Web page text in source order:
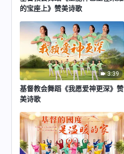
的宝座上》赞美诗歌
3:39
基督教会舞蹈《我愿爱神更深》赞
美诗歌